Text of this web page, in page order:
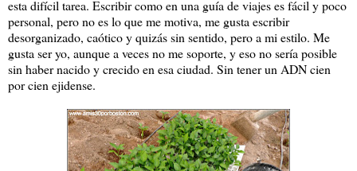
esta difícil tarea. Escribir como en una guía de viajes es fácil y poco
personal, pero no es lo que me motiva, me gusta escribir
desorganizado, caótico y quizás sin sentido, pero a mi estilo. Me
gusta ser yo, aunque a veces no me soporte, y eso no sería posible
sin haber nacido y crecido en esa ciudad. Sin tener un ADN cien
por cien ejidense.